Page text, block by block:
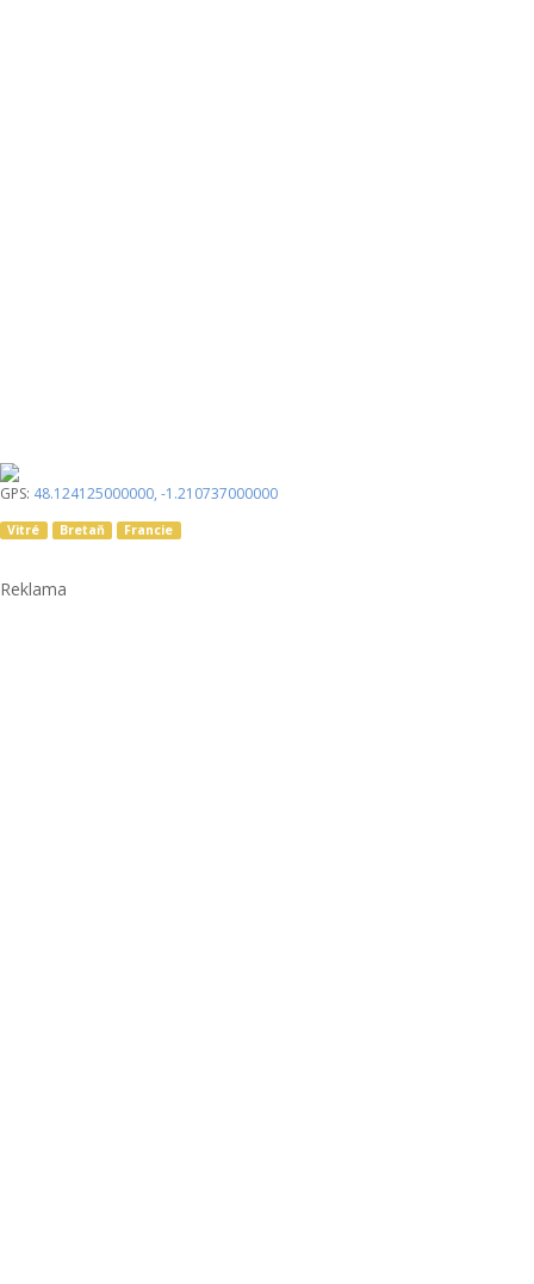
GPS: 48.124125000000, -1.210737000000
Vitré Bretaň Francie
Reklama